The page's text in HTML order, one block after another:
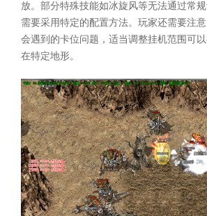
放。部分特殊技能如冰旋风等无法通过常规
需要采用特定的配置方法。玩家还需要注
会遇到的卡位问题，适当调整挂机范围可
在特定地形。